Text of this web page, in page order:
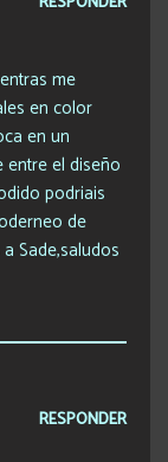
me
en color
en un
entre el diseño
podriais
de
Sade,saludos
RESPONDER